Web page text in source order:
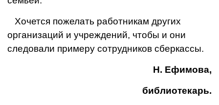
Хочется пожелать работникам других
организаций и учрежде­ний, чтобы и они
следовали при­меру сотрудников сберкассы.
Н. Ефимова,
библиотекарь.